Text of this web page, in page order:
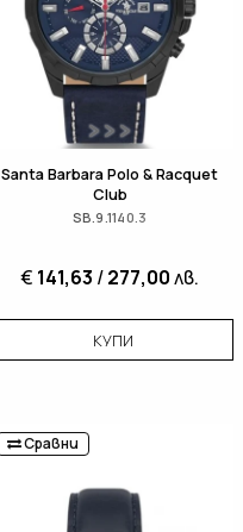
Santa Barbara Polo & Racquet
Club
SB.9.1140.3
€ 141,63 /277,00лв.
КУПИ
Сравни